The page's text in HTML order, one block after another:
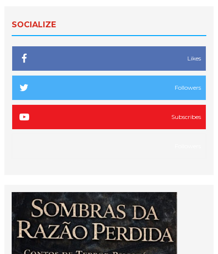
SOCIALIZE
Likes
Followers
Subscribes